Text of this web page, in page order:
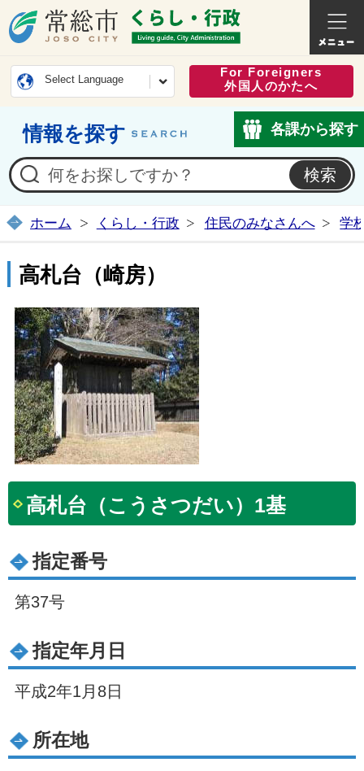
常総市公式ホームページ
くらし
Select Language
For Foreigners
外国人のかたへ
情報を探す 各課から探す
ホーム くらし・行政 住民のみなさんへ 学
高札台（崎房）
高札台（こうさつだい）1基
指定番号
第37号
指定年月日
平成2年1月8日
所在地